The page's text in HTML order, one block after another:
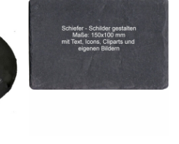
weist
mehrere
Varianten